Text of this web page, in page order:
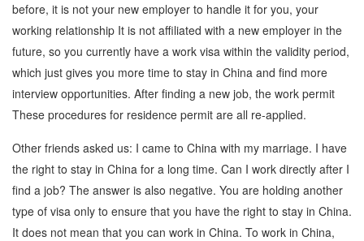
before, it is not your new employer to handle it for you, your
working relationship It is not affiliated with a new employer in the
future, so you currently have a work visa within the validity period,
which just gives you more time to stay in China and find more
interview opportunities. After finding a new job, the work permit
These procedures for residence permit are all re-applied.
Other friends asked us: I came to China with my marriage. I have
the right to stay in China for a long time. Can I work directly after I
find a job? The answer is also negative. You are holding another
type of visa only to ensure that you have the right to stay in China.
It does not mean that you can work in China. To work in China,